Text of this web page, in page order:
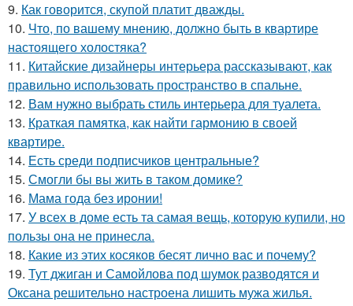
9. Как говорится, скупой платит дважды.
10. Что, по вашему мнению, должно быть в квартире
настоящего холостяка?
11. Китайские дизайнеры интерьера рассказывают, как
правильно использовать пространство в спальне.
12. Вам нужно выбрать стиль интерьера для туалета.
13. Краткая памятка, как найти гармонию в своей
квартире.
14. Есть среди подписчиков центральные?
15. Смогли бы вы жить в таком домике?
16. Мама года без иронии!
17. У всех в доме есть та самая вещь, которую купили, но
пользы она не принесла.
18. Какие из этих косяков бесят лично вас и почему?
19. Тут джиган и Самойлова под шумок разводятся и
Оксана решительно настроена лишить мужа жилья.